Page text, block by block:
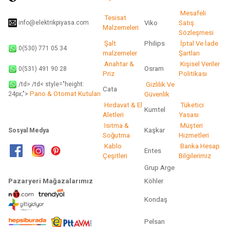
info@elektrikpiyasa.com
Tesisat
Malzemeleri
Viko
Mesafeli
Satış
Sözleşmesi
0(530) 771 05 34
Şalt
malzemeler
Philips
İptal Ve İade
Şartları
0(531) 491 90 28
Anahtar &
Priz
Osram
Kişisel Veriler
Politikası
/td> /td< style="height:
24px;"> Pano & Otomat Kutuları
Cata
Gizlilik Ve
Güvenlik
Hırdavat & El
Aletleri
Kumtel
Tüketici
Yasası
Sosyal Medya
Isıtma &
Soğutma
Kaşkar
Müşteri
Hizmetleri
Kablo
Çeşitleri
Entes
Banka Hesap
Bilgilerimiz
Grup Arge
Pazaryeri Mağazalarımız
Köhler
Kondaş
Pelsan